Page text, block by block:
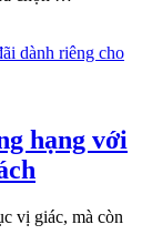
hạng với
vị giác, mà còn